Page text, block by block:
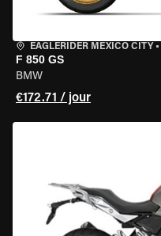
EAGLERIDER MEXICO CITY •
F 850 GS
BMW
€172.71 / jour